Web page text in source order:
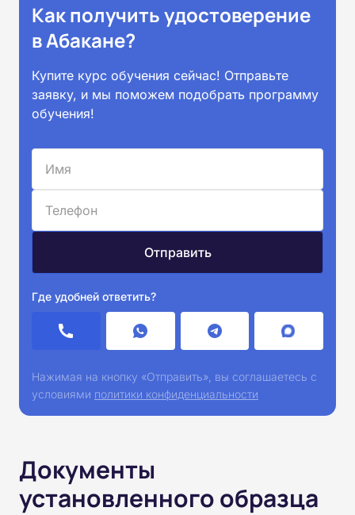
Как получить удостоверение
в Абакане?
Купите курс обучения сейчас! Отправьте
заявку, и мы поможем подобрать программу
обучения!
Где удобней ответить?
Нажимая на кнопку «Отправить», вы соглашаетесь с
условиями политики конфиденциальности
Документы
установленного образца